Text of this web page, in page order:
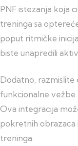
PNF istezanja koja
treninga sa
poput ritmičke
biste unapredili
Dodatno, razmislite
funkcionalne vežbe
Ova integracija
pokretnih obrazaca
treninga.